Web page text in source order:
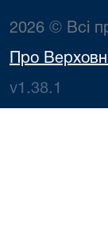
2026 © Всі
Про
v1.38.1